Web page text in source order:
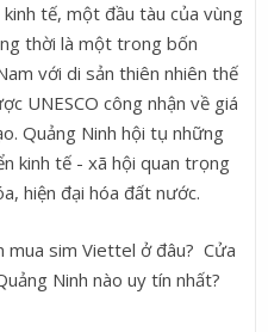
tế, một đầu tàu của vùng
thời là một trong bốn
với di sản thiên nhiên thế
UNESCO công nhận về giá
Quảng Ninh hội tụ những
kinh tế - xã hội quan trọng
hiện đại hóa đất nước.
mua sim Viettel ở đâu? Cửa
Ninh nào uy tín nhất?